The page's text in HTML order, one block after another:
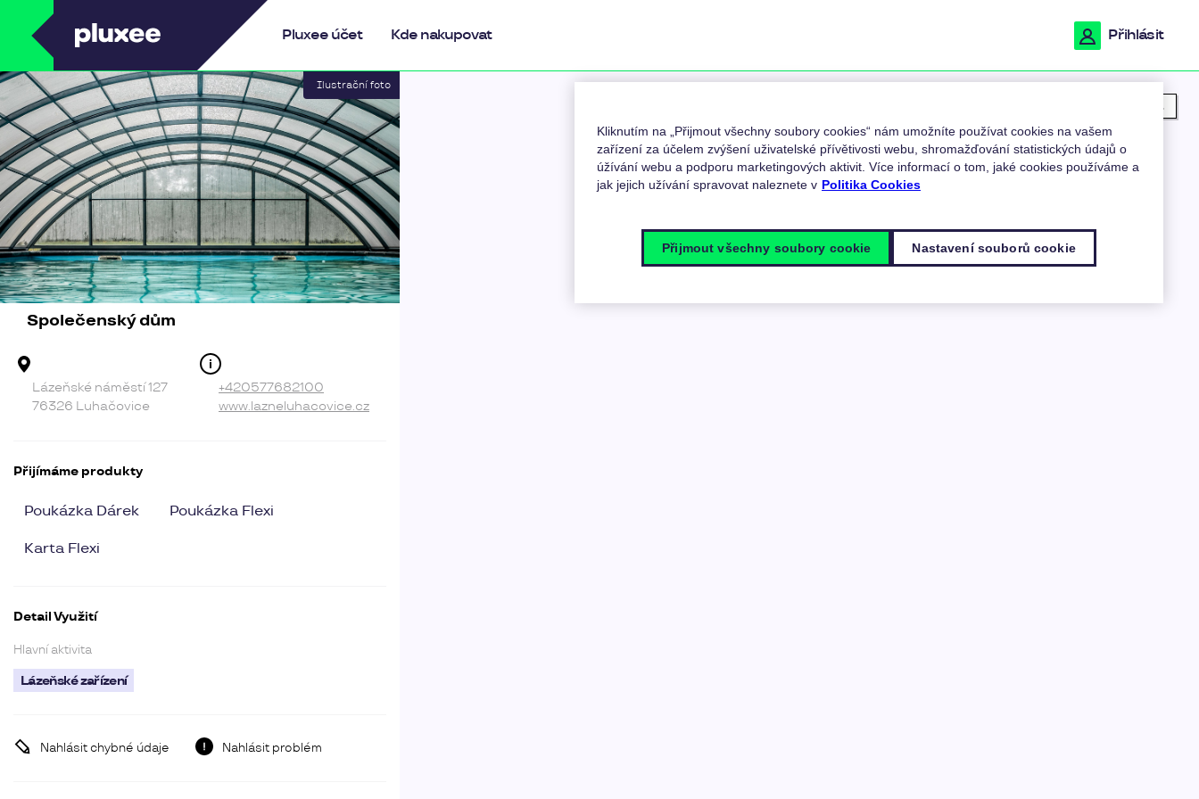
PluxeePluxee účet Kde nakupovat Přihlásit
Moje poloha
Společenský dům
Lázeňské náměstí 127
76326 Luhačovice
+420577682100
www.lazneluhacovice.cz
Přijímáme produkty
Poukázka Dárek Poukázka Flexi
Karta Flexi
Detail Využití
Hlavní aktivita
Lázeňské zařízení
Nahlásit chybné údaje Nahlásit problém
Kliknutím na „Přijmout všechny soubory cookies“ nám umožníte používat cookies na vašem
zařízení za účelem zvýšení uživatelské přívětivosti webu, shromažďování statistických údajů o
úžívání webu a podporu marketingových aktivit. Více informací o tom, jaké cookies používáme a
jak jejich užívání spravovat naleznete v Politika Cookies
Nastavení souborů cookie
Přijmout všechny soubory cookie